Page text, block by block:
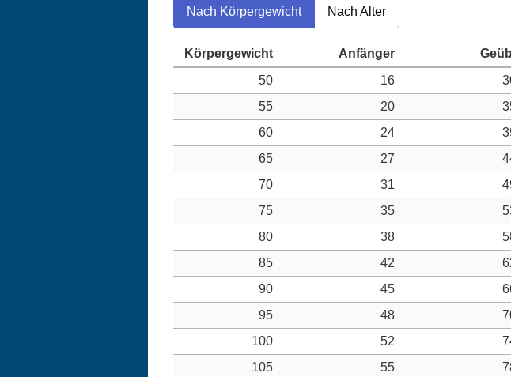
Nach Körpergewicht Nach Alter
50 16
55
20
60
24
65
27
70
31
75
35
80
38
85
42
90
45
95
48
100
52
105
55